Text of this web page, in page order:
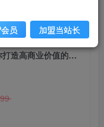
1262 128
牛文·短视频个人IP陪跑营，手把手带你打造高商业价值的账号
99
员 加盟当站长